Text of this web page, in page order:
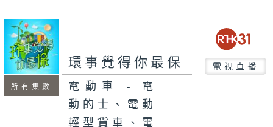
minutes,
seconds
所有集數
環事覺得你最保 電視直播
電動車 - 電
動的士、電動
輕型貨車、電